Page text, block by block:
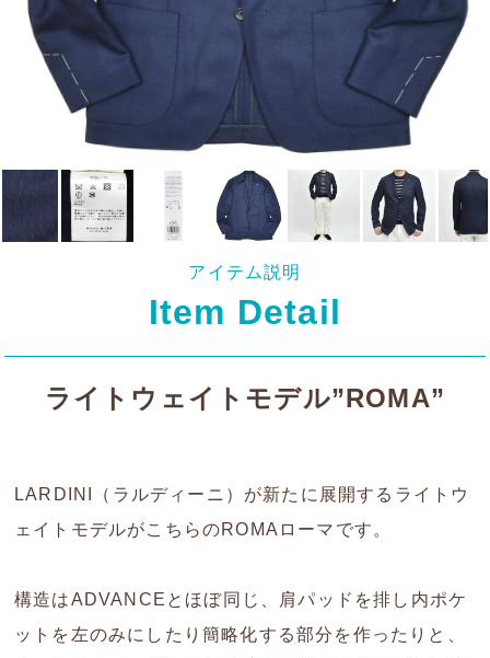
アイテム説明
Item Detail
ライトウェイトモデル”ROMA”
LARDINI（ラルディーニ）が新たに展開するライトウ
ェイトモデルがこちらのROMAローマです。
構造はADVANCEとほぼ同じ、肩パッドを排し内ポケ
ットを左のみにしたり簡略化する部分を作ったりと、